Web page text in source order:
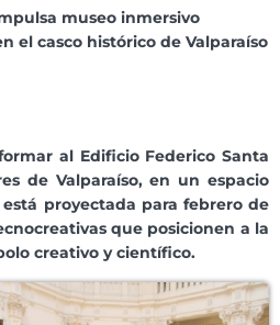
museo inmersivo
el casco histórico de Valparaíso
al Edificio Federico Santa
de Valparaíso, en un espacio
proyectada para febrero de
que posicionen a la
creativo y científico.